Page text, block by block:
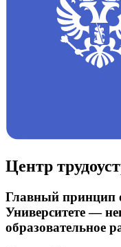
Центр
Главный принцип
Университете —
образовательное